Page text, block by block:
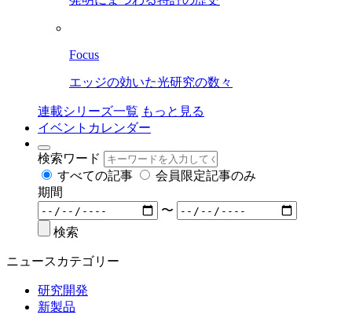
Focus
エッジの効いた光研究の数々
連載シリーズ一覧 もっと見る
イベントカレンダー
検索ワード
すべての記事
会員限定記事のみ
期間
〜
検索
ニュースカテゴリー
研究開発
新製品